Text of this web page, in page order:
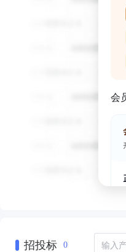
会
招投标 0